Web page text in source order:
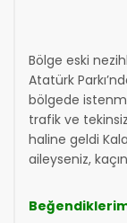
Bölge eski
Atatürk
bölgede
trafik ve
haline geldi
aileyseniz,